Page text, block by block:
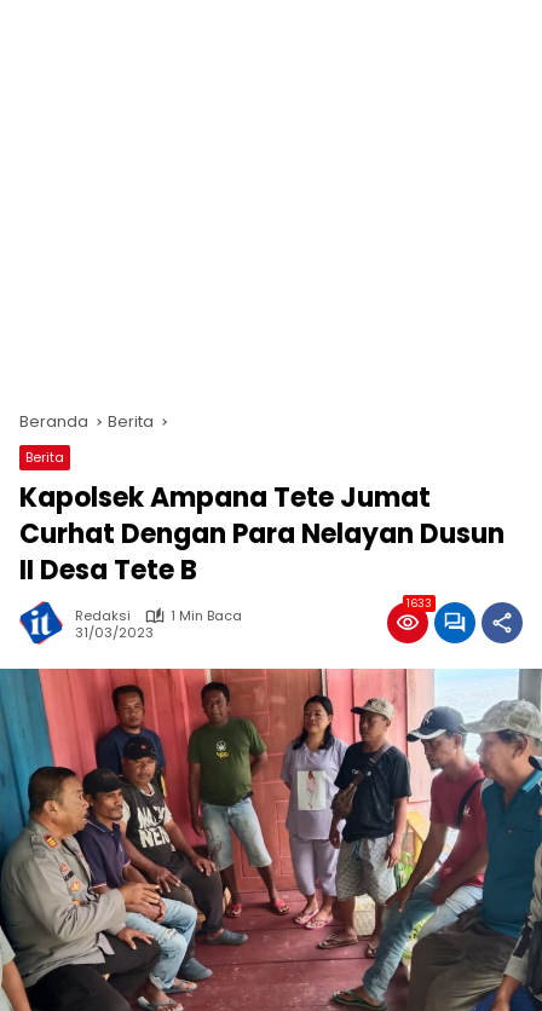
Beranda Berita
Berita
Kapolsek Ampana Tete Jumat
Curhat Dengan Para Nelayan Dusun
II Desa Tete B
Redaksi
1 Min Baca
31/03/2023
1633